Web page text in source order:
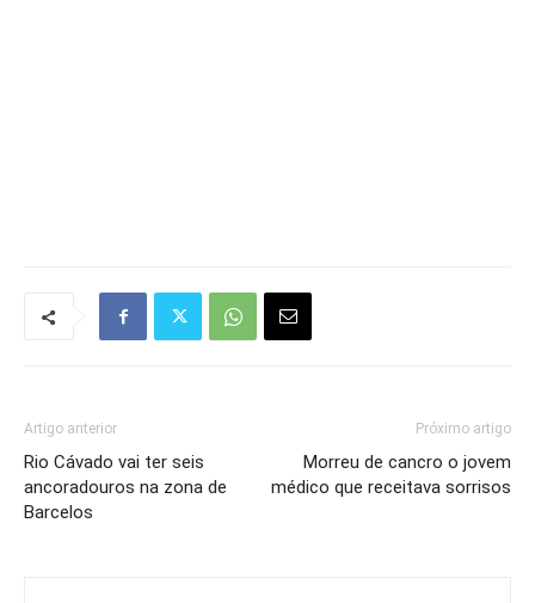
Artigo anterior
Rio Cávado vai ter seis
ancoradouros na zona de
Barcelos
Próximo artigo
Morreu de cancro o jovem
médico que receitava sorrisos